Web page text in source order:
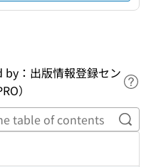
by：出版情報登録セン
）